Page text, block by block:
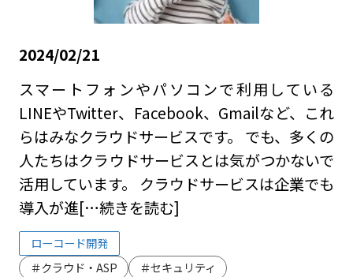
2024/02/21
スマートフォンやパソコンで利用している
LINEやTwitter、Facebook、Gmailなど、これ
らはみなクラウドサービスです。 でも、多くの
人たちはクラウドサービスとは気がつかないで
活用しています。 クラウドサービスは企業でも
導入が進[…続きを読む]
ローコード開発
＃クラウド・ASP
＃セキュリティ